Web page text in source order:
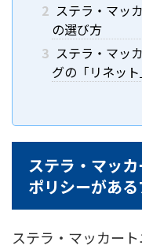
2 ステラ・マッ
の選び方
3 ステラ・マッ
グの「リネッ
ステラ・マッ
ポリシーがあ
ステラ・マッカー